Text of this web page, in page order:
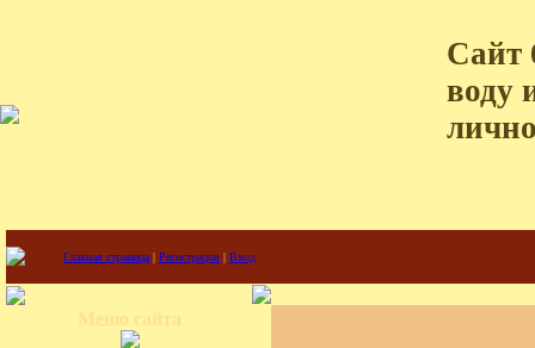
Сайт
воду
Главная страница | Регистрация | Вход